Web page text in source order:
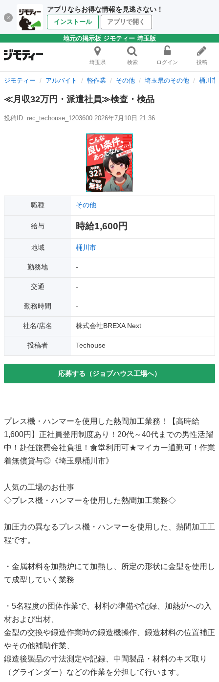
アプリならお得な情報を見逃さない！
インストール アプリで開く
地元の掲示板 ジモティー 埼玉版
埼玉県 検索 ログイン 投稿
ジモティー アルバイト 軽作業 その他 埼玉県のその他 桶川
≪月収32万円・派遣社員≫検査・検品
投稿ID: rec_techouse_1203600 2026年7月10日 21:36
職種 その他
給与 時給1,600円
地域 桶川市
勤務地 -
交通 -
勤務時間 -
社名/店名 株式会社BREXA Next
投稿者 Techouse
応募する（ジョブハウス工場へ）
プレス機・ハンマーを使用した熱間加工業務！【高時給
1,600円】正社員登用制度あり！20代～40代までの男性活躍
中！赴任旅費会社負担！食堂利用可★マイカー通勤可！作業
着無償貸与◎《埼玉県桶川市》
人気の工場のお仕事
◇プレス機・ハンマーを使用した熱間加工業務◇
加圧力の異なるプレス機・ハンマーを使用した、熱間加工工
程です。
・金属材料を加熱炉にて加熱し、所定の形状に金型を使用し
て成型していく業務
・5名程度の団体作業で、材料の準備や記録、加熱炉への入
材および出材、
金型の交換や鍛造作業時の鍛造機操作、鍛造材料の位置補正
やその他補助作業、
鍛造後製品の寸法測定や記録、中間製品・材料のキズ取り
（グラインダー）などの作業を分担して行います。